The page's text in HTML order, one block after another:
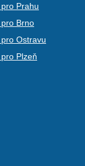
Prahu
Brno
Ostravu
Plzeň